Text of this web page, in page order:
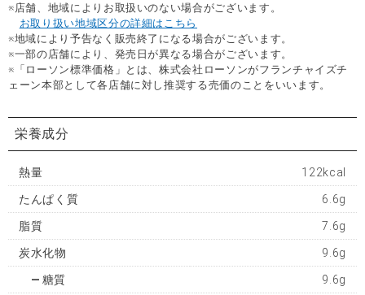
※店舗、地域によりお取扱いのない場合がございます。
お取り扱い地域区分の詳細はこちら
※地域により予告なく販売終了になる場合がございます。
※一部の店舗により、発売日が異なる場合がございます。
※「ローソン標準価格」とは、株式会社ローソンがフランチャイズチ
ェーン本部として各店舗に対し推奨する売価のことをいいます。
栄養成分
熱量 122kcal
たんぱく質 6.6g
脂質 7.6g
炭水化物 9.6g
糖質 9.6g